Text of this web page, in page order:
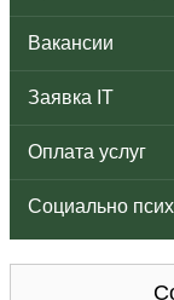
Вакансии
Заявка IT
Оплата услуг
Социально